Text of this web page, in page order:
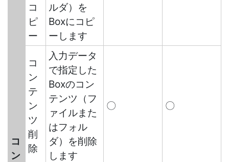
コ
ン
コ
ピ
ー
ルダ）を
Boxにコピ
ーします
コ
ン
テ
ン
ツ
削
除
入力データ
で指定した
Boxのコン
テンツ（フ
ァイルまた
はフォル
ダ）を削除
します
〇 〇